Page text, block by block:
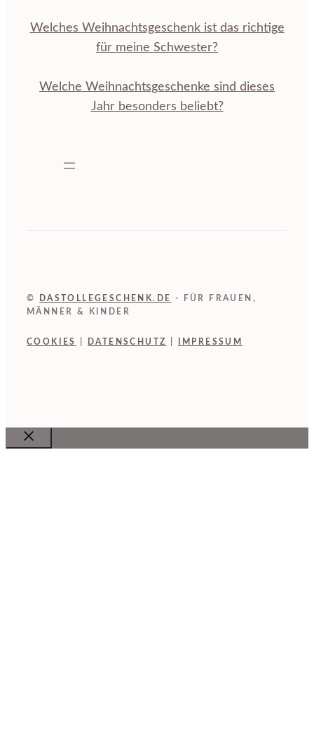
Welches Weihnachtsgeschenk ist das richtige
für meine Schwester?
Welche Weihnachtsgeschenke sind dieses
Jahr besonders beliebt?
© DASTOLLEGESCHENK.DE
- FÜR FRAUEN,
MÄNNER & KINDER
COOKIES DATENSCHUTZ IMPRESSUM